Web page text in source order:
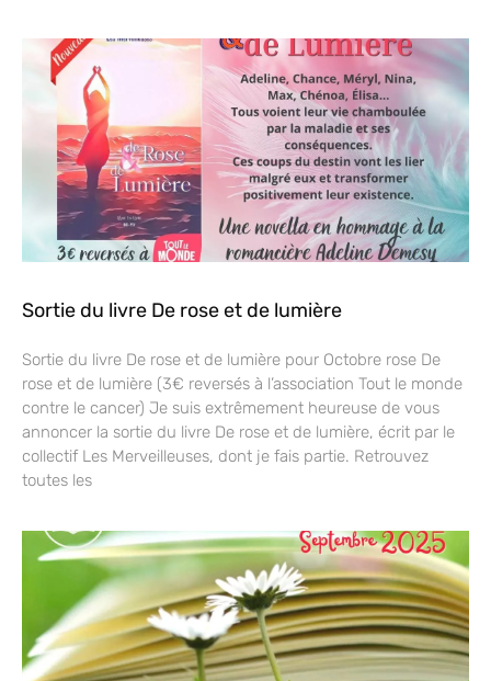
Sortie du livre De rose et de lumière
Sortie du livre De rose et de lumière pour Octobre rose De
rose et de lumière (3€ reversés à l’association Tout le monde
contre le cancer) Je suis extrêmement heureuse de vous
annoncer la sortie du livre De rose et de lumière, écrit par le
collectif Les Merveilleuses, dont je fais partie. Retrouvez
toutes les